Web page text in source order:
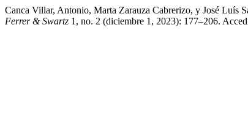
Canca Villar, Antonio, Marta Zarauza Cabrerizo, y José Luís
Ferrer & Swartz 1, no. 2 (diciembre 1, 2023): 177–206.